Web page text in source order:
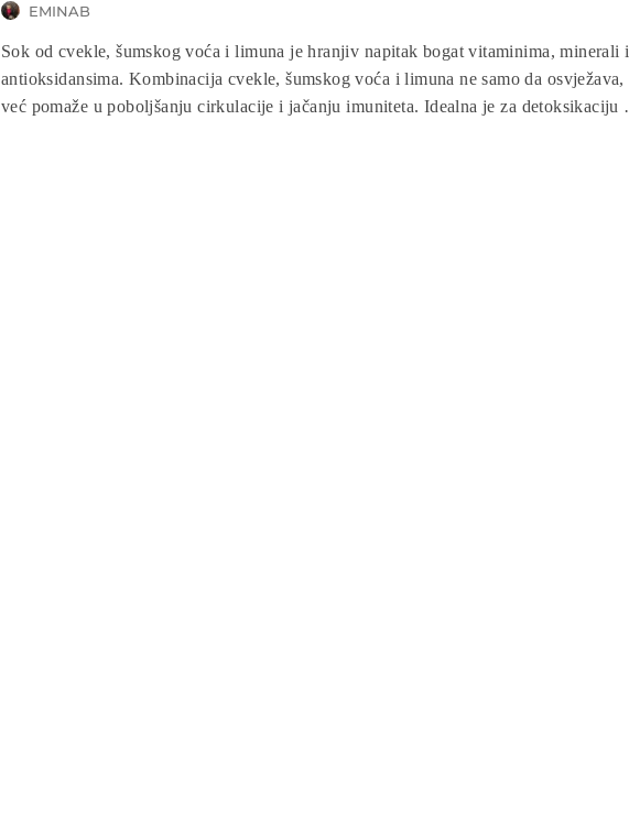
EMINAB
Sok od cvekle, šumskog voća i limuna je hranjiv napitak bogat vitaminima, minerali i
antioksidansima. Kombinacija cvekle, šumskog voća i limuna ne samo da osvježava,
već pomaže u poboljšanju cirkulacije i jačanju imuniteta. Idealna je za detoksikaciju i